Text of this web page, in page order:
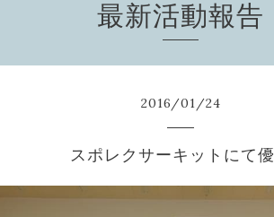
最新活動報告
2016/01/24
スポレクサーキットにて